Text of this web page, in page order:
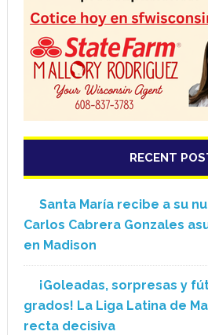
RECENT
Santa María recibe a su
Carlos Cabrera Gonzales
en Madison
¡Goleadas, sorpresas y
grados! La Liga Latina de
recta decisiva